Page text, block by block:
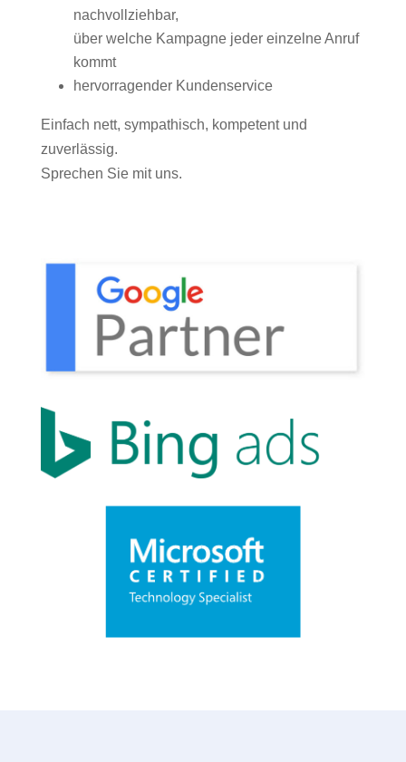
nachvollziehbar,
über welche Kampagne jeder einzelne Anruf
kommt
hervorragender Kundenservice
Einfach nett, sympathisch, kompetent und
zuverlässig.
Sprechen Sie mit uns.